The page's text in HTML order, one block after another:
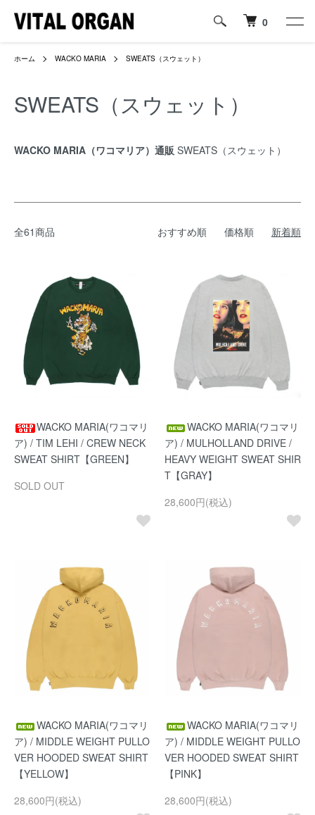
0
ホーム WACKO MARIA SWEATS（スウェット）
SWEATS（スウェット）
WACKO MARIA（ワコマリア）通販 SWEATS（スウェット）
全61商品 おすすめ順 価格順 新着順
WACKO MARIA(ワコマリ
ア) / TIM LEHI / CREW NECK
SWEAT SHIRT【GREEN】
SOLD OUT
WACKO MARIA(ワコマリ
ア) / MULHOLLAND DRIVE /
HEAVY WEIGHT SWEAT SHIR
T【GRAY】
28,600円(税込)
WACKO MARIA(ワコマリ
ア) / MIDDLE WEIGHT PULLO
VER HOODED SWEAT SHIRT
【YELLOW】
28,600円(税込)
WACKO MARIA(ワコマリ
ア) / MIDDLE WEIGHT PULLO
VER HOODED SWEAT SHIRT
【PINK】
28,600円(税込)